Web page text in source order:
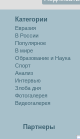
Категории
Евразия
В России
Популярное
В мире
Образование и Наука
Спорт
Анализ
Интервью
Злоба дня
Фотогалерея
Видеогалерея
Партнеры